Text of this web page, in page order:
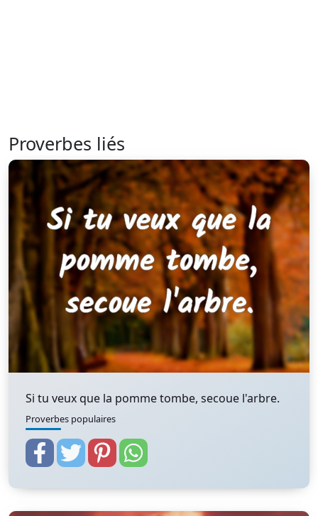
Proverbes liés
Si tu veux que la pomme tombe, secoue l'arbre.
Proverbes populaires